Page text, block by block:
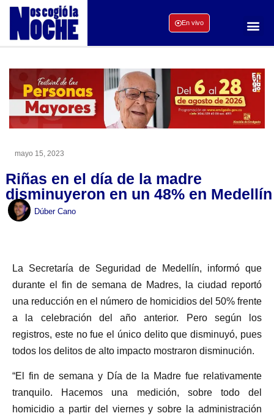
En vivo
mayo 15, 2023
Riñas en el día de la madre
disminuyeron en un 48% en Medellín
Dúber Cano
La Secretaría de Seguridad de Medellín, informó que
durante el fin de semana de Madres, la ciudad reportó
una reducción en el número de homicidios del 50% frente
a la celebración del año anterior. Pero según los
registros, este no fue el único delito que disminuyó, pues
todos los delitos de alto impacto mostraron disminución.
“El fin de semana y Día de la Madre fue relativamente
tranquilo. Hacemos una medición, sobre todo del
homicidio a partir del viernes y sobre la administración